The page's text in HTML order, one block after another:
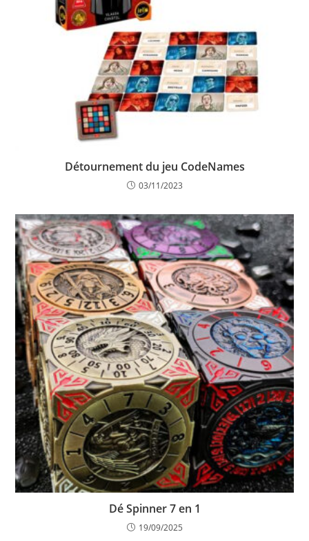
Détournement du jeu CodeNames
03/11/2023
Dé Spinner 7 en 1
19/09/2025